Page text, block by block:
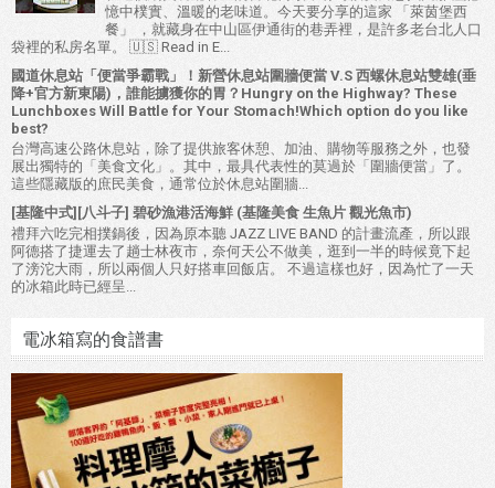
憶中樸實、溫暖的老味道。今天要分享的這家 「萊茵堡西
餐」 ，就藏身在中山區伊通街的巷弄裡，是許多老台北人口
袋裡的私房名單。 🇺🇸 Read in E...
國道休息站「便當爭霸戰」！新營休息站圍牆便當 V.S 西螺休息站雙雄(垂
降+官方新東陽)，誰能擄獲你的胃？Hungry on the Highway? These
Lunchboxes Will Battle for Your Stomach!Which option do you like
best?
台灣高速公路休息站，除了提供旅客休憩、加油、購物等服務之外，也發
展出獨特的「美食文化」。其中，最具代表性的莫過於「圍牆便當」了。
這些隱藏版的庶民美食，通常位於休息站圍牆...
[基隆中式][八斗子] 碧砂漁港活海鮮 (基隆美食 生魚片 觀光魚市)
禮拜六吃完相撲鍋後，因為原本聽 JAZZ LIVE BAND 的計畫流產，所以跟
阿德搭了捷運去了趟士林夜市，奈何天公不做美，逛到一半的時候竟下起
了滂沱大雨，所以兩個人只好搭車回飯店。 不過這樣也好，因為忙了一天
的冰箱此時已經呈...
電冰箱寫的食譜書